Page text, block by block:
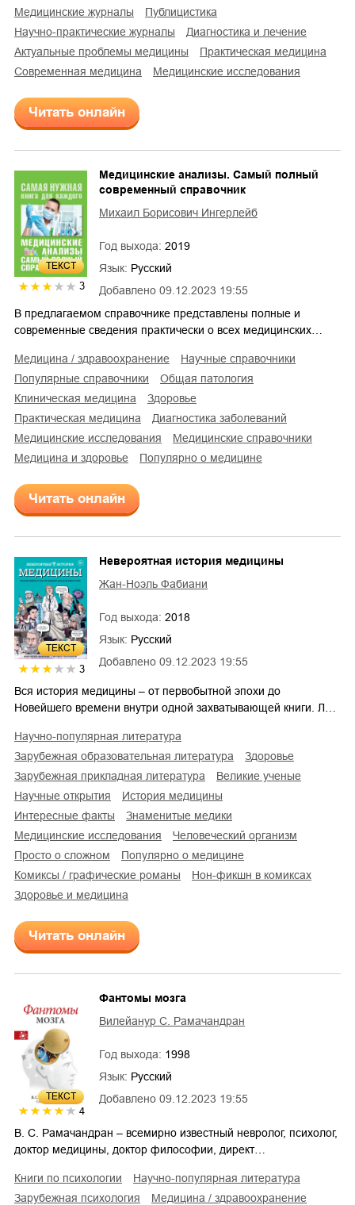
медицинские журналы
публицистика
научно-практические журналы
диагностика и лечение
актуальные проблемы медицины
практическая медицина
современная медицина
медицинские исследования
Читать онлайн
ТЕКСТ
3 Добавлено 09.12.2023 19:55
Медицинские анализы. Самый полный
современный справочник
Михаил Борисович Ингерлейб
Год выхода: 2019
Язык: Русский
В предлагаемом справочнике представлены полные и
современные сведения практически о всех медицинских…
медицина / здравоохранение
научные справочники
популярные справочники
общая патология
клиническая медицина
здоровье
практическая медицина
диагностика заболеваний
медицинские исследования
медицинские справочники
медицина и здоровье
популярно о медицине
Читать онлайн
ТЕКСТ
3
Добавлено 09.12.2023 19:55
Невероятная история медицины
Жан-Ноэль Фабиани
Год выхода: 2018
Язык: Русский
Вся история медицины – от первобытной эпохи до
Новейшего времени внутри одной захватывающей книги. Л…
научно-популярная литература
зарубежная образовательная литература
здоровье
зарубежная прикладная литература
великие ученые
научные открытия
история медицины
интересные факты
знаменитые медики
медицинские исследования
человеческий организм
просто о сложном
популярно о медицине
комиксы / графические романы
нон-фикшн в комиксах
здоровье и медицина
Читать онлайн
ТЕКСТ
4
Добавлено 09.12.2023 19:55
Фантомы мозга
Вилейанур С. Рамачандран
Год выхода: 1998
Язык: Русский
В. С. Рамачандран – всемирно известный невролог, психолог,
доктор медицины, доктор философии, директ…
книги по психологии
научно-популярная литература
зарубежная психология
медицина / здравоохранение